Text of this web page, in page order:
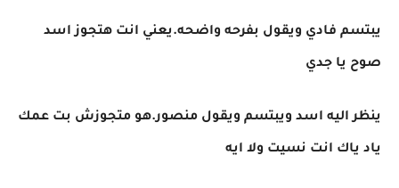
يبتسم فادي ويقول بفرحه واضحه.يعني انت هتجوز اسد
صوح يا جدي
ينظر اليه اسد ويبتسم ويقول منصور.هو متجوزش بت عمك
ياد ياك انت نسيت ولا ايه